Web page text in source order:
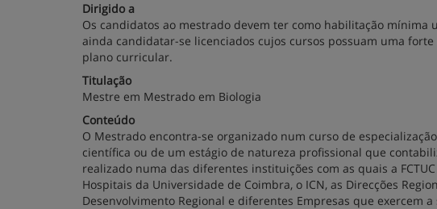
Dirigido a
Os candidatos ao mestrado devem ter como habilitação mínima
ainda candidatar-se licenciados cujos cursos possuam uma
plano curricular.
Titulação
Mestre em Mestrado em Biologia
Conteúdo
O Mestrado encontra-se organizado num curso de
científica ou de um estágio de natureza profissional que
realizado numa das diferentes instituições com as quais a
Hospitais da Universidade de Coimbra, o ICN, as Direcções
Desenvolvimento Regional e diferentes Empresas que exercem